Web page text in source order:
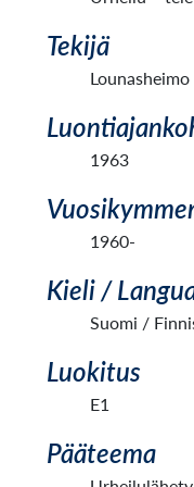
Tekijä
Lounasheimo
1963
1960-
Kieli /
Suomi /
Luokitus
E1
Pääteema